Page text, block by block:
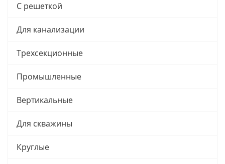
С решеткой
Для канализации
Трехсекционные
Промышленные
Вертикальные
Для скважины
Круглые